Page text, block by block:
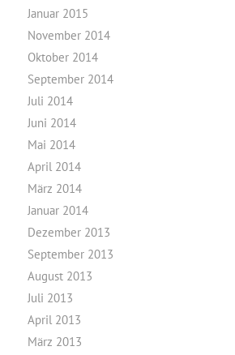
Januar 2015
November 2014
Oktober 2014
September 2014
Juli 2014
Juni 2014
Mai 2014
April 2014
März 2014
Januar 2014
Dezember 2013
September 2013
August 2013
Juli 2013
April 2013
März 2013